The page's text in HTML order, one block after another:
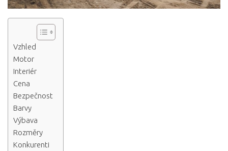
Vzhled
Motor
Interiér
Cena
Bezpečnost
Barvy
Výbava
Rozměry
Konkurenti